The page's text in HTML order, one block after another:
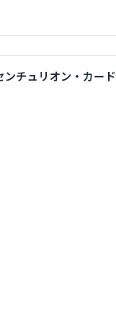
チュリオン・カード